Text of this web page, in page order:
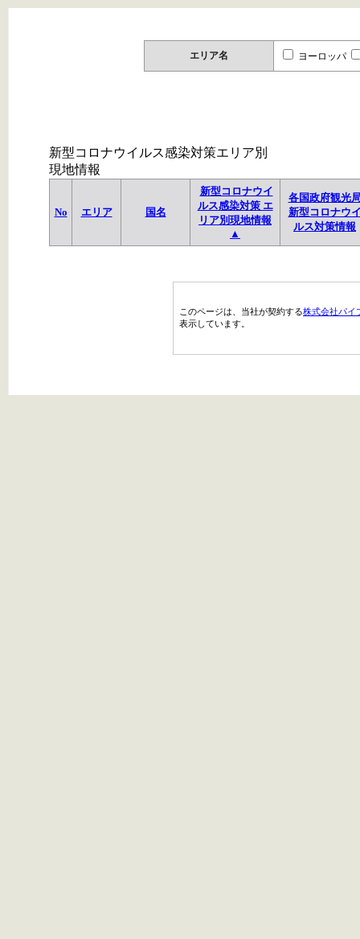
エリア名 ヨーロッパ
新型コロナウイルス感染対策エリア別
現地情報
No エリア 国名
新型コロナウイ
ルス感染対策 エ
リア別現地情報
▲
各国政府観光
新型コロナウ
ルス対策情報
このページは、当社が契約する株式会社パイ
表示しています。